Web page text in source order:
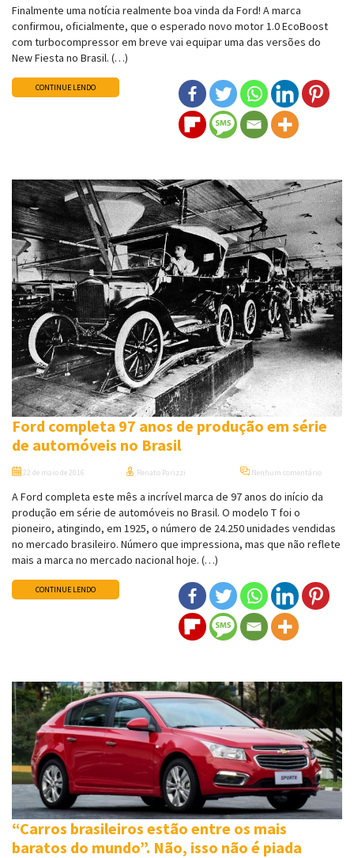
Finalmente uma notícia realmente boa vinda da Ford! A marca
confirmou, oficialmente, que o esperado novo motor 1.0 EcoBoost
com turbocompressor em breve vai equipar uma das versões do
New Fiesta no Brasil. (…)
CONTINUE LENDO
Ford completa 97 anos de produção em série
de automóveis no Brasil
22 de maio de 2016 Renato Parizzi Nenhum comentário
A Ford completa este mês a incrível marca de 97 anos do início da
produção em série de automóveis no Brasil. O modelo T foi o
pioneiro, atingindo, em 1925, o número de 24.250 unidades vendidas
no mercado brasileiro. Número que impressiona, mas que não reflete
mais a marca no mercado nacional hoje. (…)
CONTINUE LENDO
“Carros brasileiros estão entre os mais
baratos do mundo”. Não, isso não é piada